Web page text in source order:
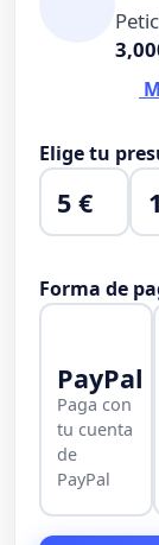
Elige tu
5 €
Forma de
PayPal
Paga con
tu cuenta
de
PayPal